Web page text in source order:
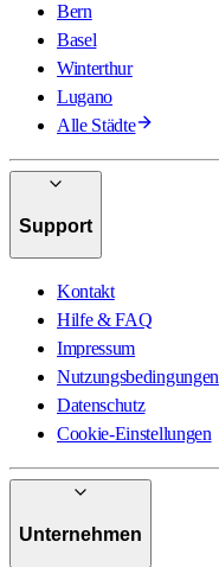
Bern
Basel
Winterthur
Lugano
Alle Städte
Support
Kontakt
Hilfe & FAQ
Impressum
Nutzungsbedingungen
Datenschutz
Cookie-Einstellungen
Unternehmen